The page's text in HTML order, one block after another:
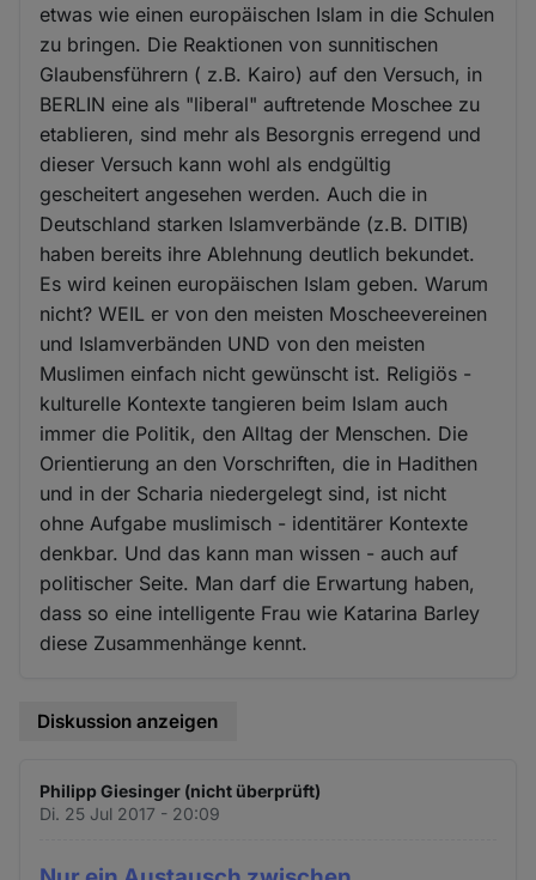
etwas wie einen europäischen Islam in die Schulen
zu bringen. Die Reaktionen von sunnitischen
Glaubensführern ( z.B. Kairo) auf den Versuch, in
BERLIN eine als "liberal" auftretende Moschee zu
etablieren, sind mehr als Besorgnis erregend und
dieser Versuch kann wohl als endgültig
gescheitert angesehen werden. Auch die in
Deutschland starken Islamverbände (z.B. DITIB)
haben bereits ihre Ablehnung deutlich bekundet.
Es wird keinen europäischen Islam geben. Warum
nicht? WEIL er von den meisten Moscheevereinen
und Islamverbänden UND von den meisten
Muslimen einfach nicht gewünscht ist. Religiös -
kulturelle Kontexte tangieren beim Islam auch
immer die Politik, den Alltag der Menschen. Die
Orientierung an den Vorschriften, die in Hadithen
und in der Scharia niedergelegt sind, ist nicht
ohne Aufgabe muslimisch - identitärer Kontexte
denkbar. Und das kann man wissen - auch auf
politischer Seite. Man darf die Erwartung haben,
dass so eine intelligente Frau wie Katarina Barley
diese Zusammenhänge kennt.
Diskussion anzeigen
Philipp Giesinger (nicht überprüft)
Di. 25 Jul 2017 - 20:09